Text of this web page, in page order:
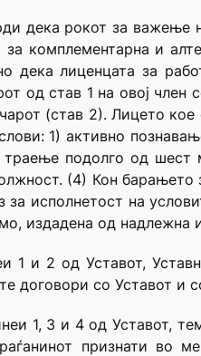
дека рокот за важење
комплементарна и
дека лиценцата за
од став 1 на овој член
(став 2). Лицето
1) активно
траење подолго од
(4) Кон
за исполнетост на
издадена од надлежна
1 и 2 од Уставот,
договори со Уставот и
1, 3 и 4 од Уставот,
признати во